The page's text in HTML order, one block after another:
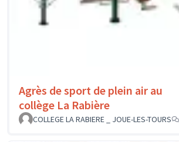
Agrès de sport de plein air au
collège La Rabière
COLLEGE LA RABIERE _ JOUE-LES-TOURS